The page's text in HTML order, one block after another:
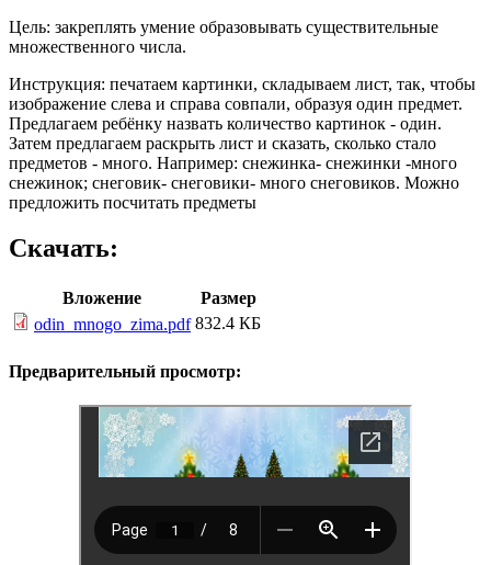
Цель: закреплять умение образовывать существительные
множественного числа.
Инструкция: печатаем картинки, складываем лист, так, чтобы
изображение слева и справа совпали, образуя один предмет.
Предлагаем ребёнку назвать количество картинок - один.
Затем предлагаем раскрыть лист и сказать, сколько стало
предметов - много. Например: снежинка- снежинки -много
снежинок; снеговик- снеговики- много снеговиков. Можно
предложить посчитать предметы
Скачать:
Вложение
Размер
odin_mnogo_zima.pdf 832.4 КБ
Предварительный просмотр: